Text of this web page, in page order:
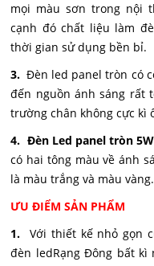
mọi màu sơn trong nội
cạnh đó chất liệu làm
thời gian sử dụng bền bỉ.
3. Đèn led panel tròn có
đến nguồn ánh sáng rất
trường chân không cực kì
4. Đèn Led panel tròn 5W
có hai tông màu về ánh
là màu trắng và màu vàng.
ƯU ĐIỂM SẢN PHẨM
1.
Với thiết kế nhỏ gọn
đèn ledRạng Đông bất kì